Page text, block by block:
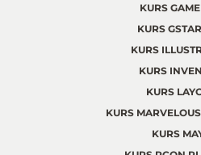
KURS
KURS
KURS
KURS
KURS
KURS
KURS